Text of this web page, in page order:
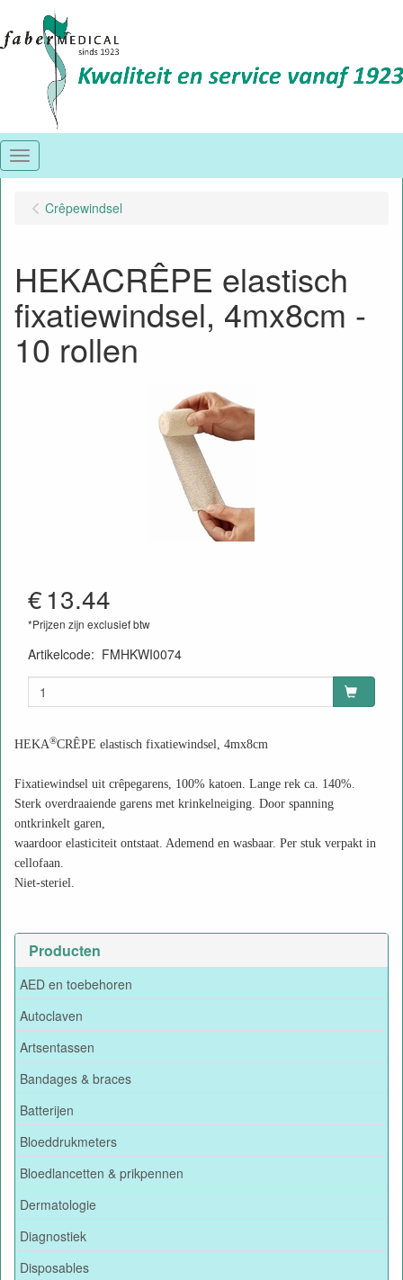
Menu
Producten
AED en toebehoren
Autoclaven
Artsentassen
Bandages & braces
Batterijen
Bloeddrukmeters
Bloedlancetten & prikpennen
Dermatologie
Diagnostiek
Disposables
Crêpewindsel
HEKACRÊPE elastisch
fixatiewindsel, 4mx8cm -
10 rollen
€13.44
*Prijzen zijn exclusief btw
Artikelcode: FMHKWI0074
HEKA®CRÊPE elastisch fixatiewindsel, 4mx8cm
Fixatiewindsel uit crêpegarens, 100% katoen. Lange rek ca. 140%.
Sterk overdraaiende garens met krinkelneiging. Door spanning
ontkrinkelt garen,
waardoor elasticiteit ontstaat. Ademend en wasbaar. Per stuk verpakt in
cellofaan.
Niet-steriel.